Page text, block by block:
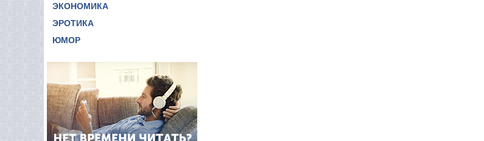
ЭКОНОМИКА
ЭРОТИКА
ЮМОР